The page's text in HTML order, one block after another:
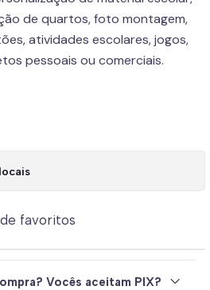
de quartos, foto montagem,
atividades escolares, jogos,
pessoais ou comerciais.
favoritos
Vocês aceitam PIX?